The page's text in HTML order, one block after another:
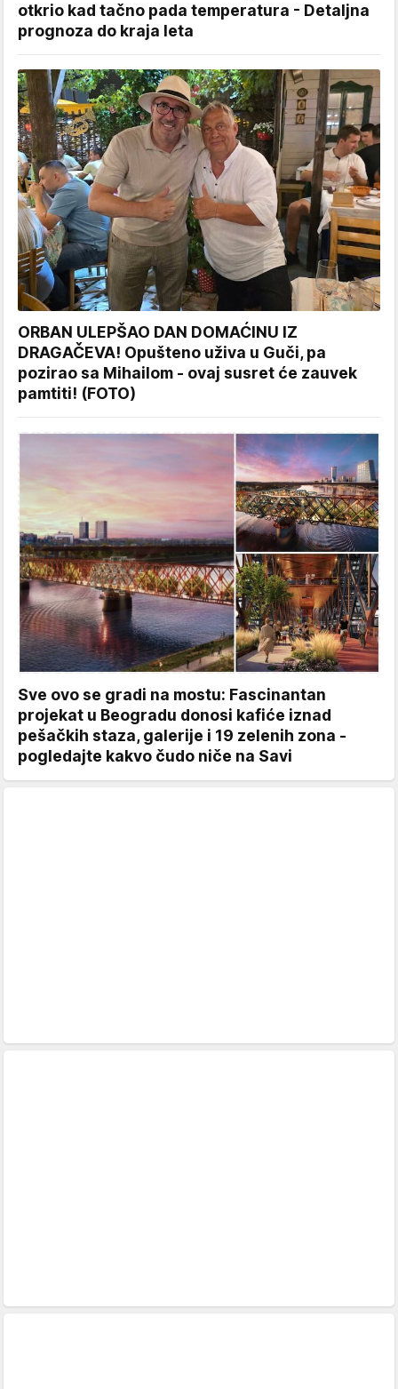
otkrio kad tačno pada temperatura - Detaljna
prognoza do kraja leta
ORBAN ULEPŠAO DAN DOMAĆINU IZ
DRAGAČEVA! Opušteno uživa u Guči, pa
pozirao sa Mihailom - ovaj susret će zauvek
pamtiti! (FOTO)
Sve ovo se gradi na mostu: Fascinantan
projekat u Beogradu donosi kafiće iznad
pešačkih staza, galerije i 19 zelenih zona -
pogledajte kakvo čudo niče na Savi